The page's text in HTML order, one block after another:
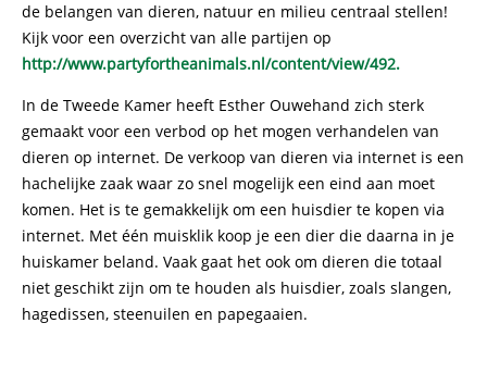
de belangen van dieren, natuur en milieu centraal stellen!
Kijk voor een overzicht van alle partijen op
http://www.partyfortheanimals.nl/content/view/492.
In de Tweede Kamer heeft Esther Ouwehand zich sterk
gemaakt voor een verbod op het mogen verhandelen van
dieren op internet. De verkoop van dieren via internet is een
hachelijke zaak waar zo snel mogelijk een eind aan moet
komen. Het is te gemakkelijk om een huisdier te kopen via
internet. Met één muisklik koop je een dier die daarna in je
huiskamer beland. Vaak gaat het ook om dieren die totaal
niet geschikt zijn om te houden als huisdier, zoals slangen,
hagedissen, steenuilen en papegaaien.